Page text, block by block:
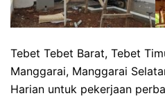
Tebet Tebet Barat, Tebet
Manggarai, Manggarai
Harian untuk pekerjaan